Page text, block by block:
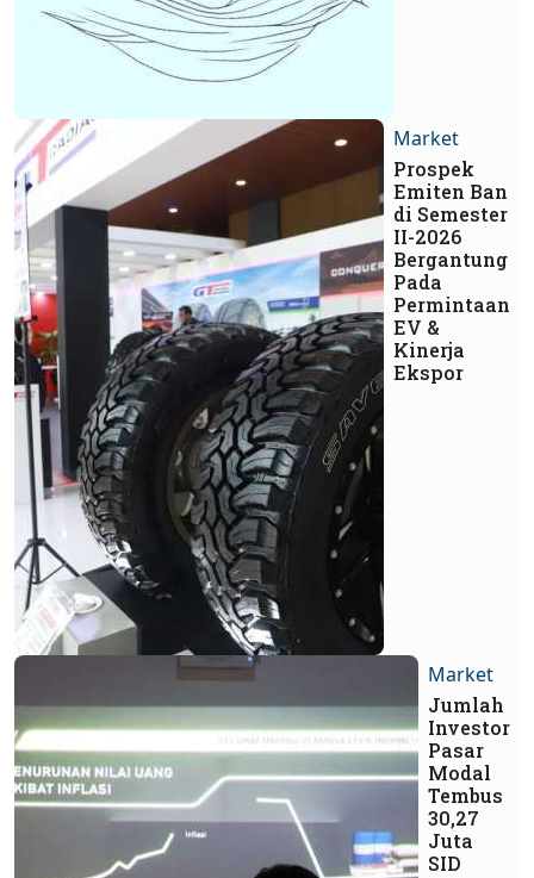
Market
Prospek
Emiten Ban
di Semester
II-2026
Bergantung
Pada
Permintaan
EV &
Kinerja
Ekspor
Market
Jumlah
Investor
Pasar
Modal
Tembus
30,27
Juta
SID